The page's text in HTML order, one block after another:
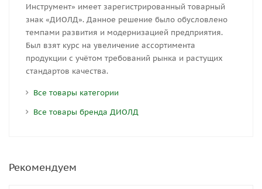
Инструмент» имеет зарегистрированный товарный
знак «ДИОЛД». Данное решение было обусловлено
темпами развития и модернизацией предприятия.
Был взят курс на увеличение ассортимента
продукции с учётом требований рынка и растущих
стандартов качества.
Все товары категории
Все товары бренда ДИОЛД
Рекомендуем